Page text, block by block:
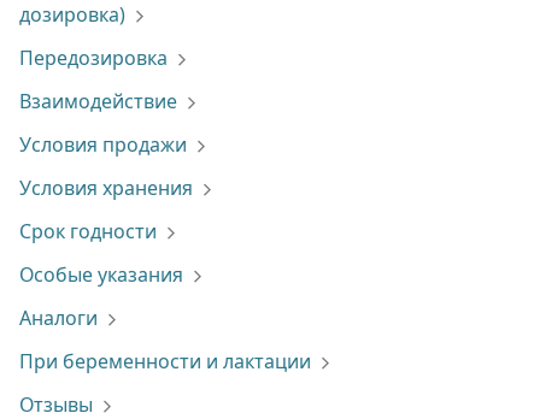
дозировка)
Передозировка
Взаимодействие
Условия продажи
Условия хранения
Срок годности
Особые указания
Аналоги
При беременности и лактации
Отзывы